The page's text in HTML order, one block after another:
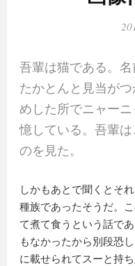
吾輩は猫である。
たかとんと見当が
めした所でニャー
憶している。吾輩
のを見た。
しかもあとで聞くとそ
種族であったそうだ。
て煮て食うという話で
もなかったから別段恐
に載せられてスーと持